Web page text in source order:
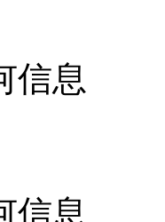
信息
信息